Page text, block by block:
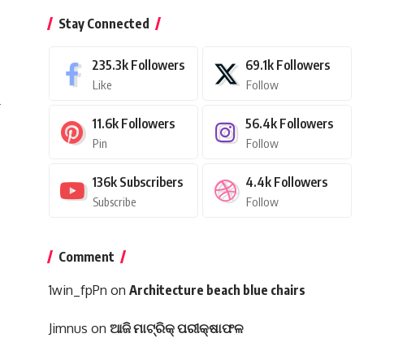
Stay Connected
235.3k Followers
Like
69.1k Followers
Follow
11.6k Followers
Pin
56.4k Followers
Follow
136k Subscribers
Subscribe
4.4k Followers
Follow
Comment
1win_fpPn on Architecture beach blue chairs
Jimnus on ଆଜି ମାଟ୍ରିକ୍ ପରୀକ୍ଷାଫଳ